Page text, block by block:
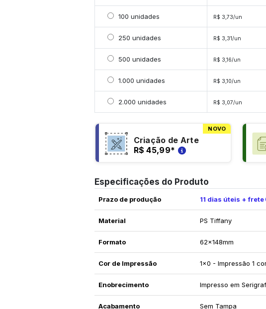
Selecionar 100 unidades
100 unidades R$ 3,73/un
Selecionar 250 unidades
250 unidades R$ 3,31/un
Selecionar 500 unidades
500 unidades R$ 3,16/un
Selecionar 1000 unidades
1.000 unidades R$ 3,10/un
Selecionar 2000 unidades
2.000 unidades R$ 3,07/un
NOVO
Criação de Arte
R$ 45,99*
Especificações do Produto
Prazo de produção 11 dias úteis + frete
Material PS Tiffany
Formato 62x148mm
Cor de Impressão 1x0 - Impressão 1
Enobrecimento Impresso em
Acabamento Sem Tampa